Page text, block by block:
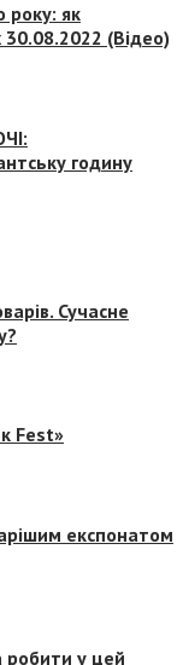
року: як
(Відео)
годину
Сучасне
Fest»
експонатом
робити у цей